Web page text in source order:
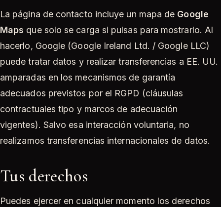
La página de contacto incluye un mapa de Google
Maps que solo se carga si pulsas para mostrarlo. Al
hacerlo, Google (Google Ireland Ltd. / Google LLC)
puede tratar datos y realizar transferencias a EE. UU.
amparadas en los mecanismos de garantía
adecuados previstos por el RGPD (cláusulas
contractuales tipo y marcos de adecuación
vigentes). Salvo esa interacción voluntaria, no
realizamos transferencias internacionales de datos.
Tus derechos
Puedes ejercer en cualquier momento los derechos